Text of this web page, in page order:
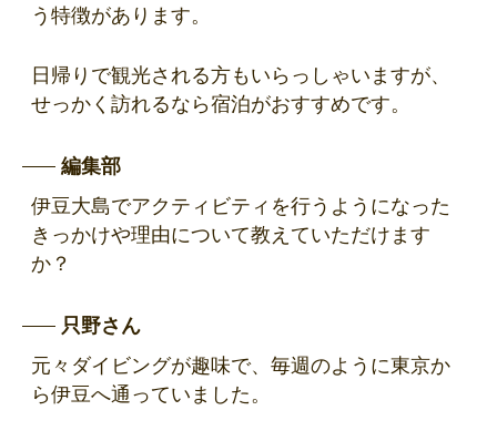
う特徴があります。
日帰りで観光される方もいらっしゃいますが、
せっかく訪れるなら宿泊がおすすめです。
編集部
伊豆大島でアクティビティを行うようになった
きっかけや理由について教えていただけます
か？
只野さん
元々ダイビングが趣味で、毎週のように東京か
ら伊豆へ通っていました。